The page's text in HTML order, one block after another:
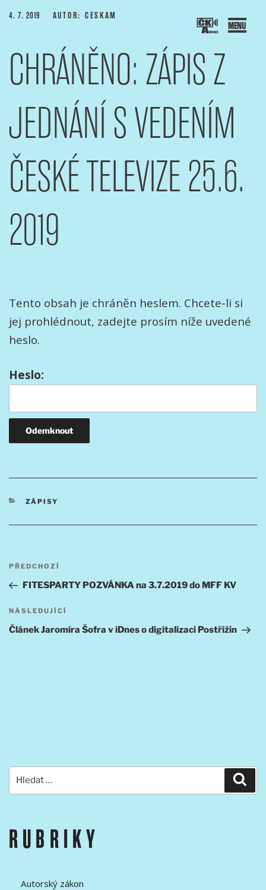
Přejít
webu
ČESKÝCH KAMERAMANŮ
portál Asociace českých kameramanů
PUBLIKOVÁNO
4. 7. 2019 AUTOR: CESKAM
CHRÁNĚNO: ZÁPIS Z
JEDNÁNÍ S VEDENÍM
ČESKÉ TELEVIZE 25.6.
2019
Tento obsah je chráněn heslem. Chcete-li si
jej prohlédnout, zadejte prosím níže uvedené
heslo.
Heslo:
RUBRIKY
ZÁPISY
příspěvek
Předchozí
příspěvek
PŘEDCHOZÍ
FITESPARTY POZVÁNKA na 3.7.2019 do MFF KV
Následující
příspěvek
NÁSLEDUJÍCÍ
Článek Jaromíra Šofra v iDnes o digitalizaci Postřižin
RUBRIKY
Autorský zákon